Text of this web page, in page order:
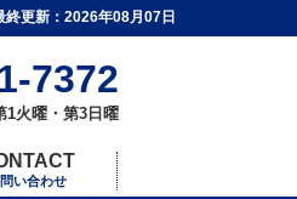
終更新：2026年08月07日
7372
1火曜・第3日曜
い合わせ